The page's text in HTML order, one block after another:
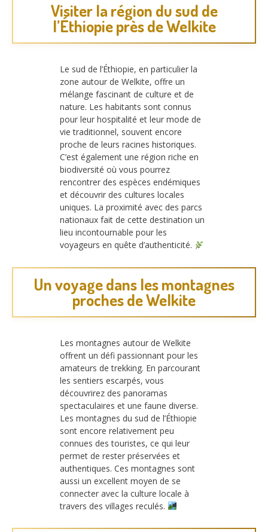
Visiter la région du sud de
l’Éthiopie près de Welkite
Le sud de l’Éthiopie, en particulier la
zone autour de Welkite, offre un
mélange fascinant de culture et de
nature. Les habitants sont connus
pour leur hospitalité et leur mode de
vie traditionnel, souvent encore
proche de leurs racines historiques.
C’est également une région riche en
biodiversité où vous pourrez
rencontrer des espèces endémiques
et découvrir des cultures locales
uniques. La proximité avec des parcs
nationaux fait de cette destination un
lieu incontournable pour les
voyageurs en quête d’authenticité.
Un voyage dans les montagnes
proches de Welkite
Les montagnes autour de Welkite
offrent un défi passionnant pour les
amateurs de trekking. En parcourant
les sentiers escarpés, vous
découvrirez des panoramas
spectaculaires et une faune diverse.
Les montagnes du sud de l’Éthiopie
sont encore relativement peu
connues des touristes, ce qui leur
permet de rester préservées et
authentiques. Ces montagnes sont
aussi un excellent moyen de se
connecter avec la culture locale à
travers des villages reculés.